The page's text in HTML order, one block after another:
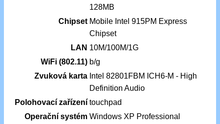
128MB
Chipset Mobile Intel 915PM Express
Chipset
LAN 10M/100M/1G
WiFi (802.11) b/g
Zvuková karta Intel 82801FBM ICH6-M - High
Definition Audio
Polohovací zařízení touchpad
Operační systém Windows XP Professional